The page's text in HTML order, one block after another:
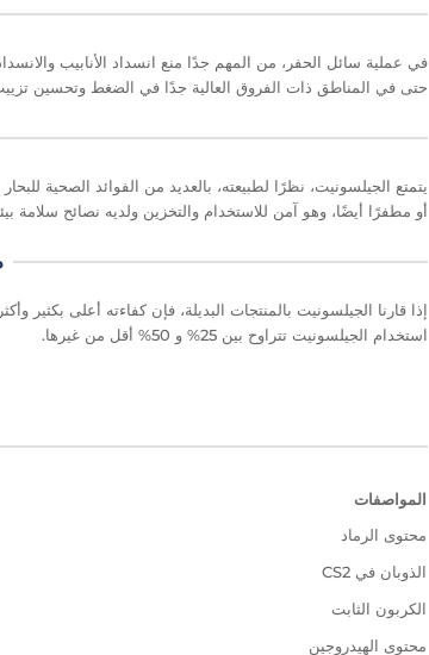
في عملية سائل الحفر، من المهم جدًا منع انسداد الأنابيب
حتى في المناطق ذات الفروق العالية جدًا في الضغط وتحسين
يتمتع الجيلسونيت، نظرًا لطبيعته، بالعديد من الفوائد الصحية
أو مطفرًا أيضًا، وهو آمن للاستخدام والتخزين ولديه نصائح سلامة
إذا قارنا الجيلسونيت بالمنتجات البديلة، فإن كفاءته أعلى بكثير
استخدام الجيلسونيت تتراوح بين 25% و 50% أقل من غيرها.
المواصفات
محتوى الرماد
الذوبان في CS2
الكربون الثابت
محتوى الهيدروجين